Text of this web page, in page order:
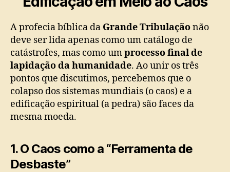
A profecia bíblica da Grande Tribulaçãonão
deve ser lida apenas como um catálogo de
catástrofes, mas como umprocesso final de
lapidação da humanidade. Ao unir os três
pontos que discutimos, percebemos que o
colapso dos sistemas mundiais (o caos) e a
edificação espiritual (a pedra) são faces da
mesma moeda.
1. O Caos como a “Ferramenta de
Desbaste”